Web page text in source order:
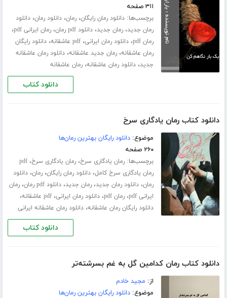
۳۱۱ صفحه
برچسب‌ها:دانلود رمان رایگان،رمان،دانلود رمان،دانلود
رمان جدید،رمان جدید،دانلود pdf رمان ،رمان ایرانی pdf ،
رمان pdf ،دانلود رمان ایرانی،pdf عاشقانه ،دانلود رایگان
رمان عاشقانه،رمان جدید عاشقانه،دانلود رمان عاشقانه
جدید،دانلود رمان عاشقانه،رمان عاشقانه
دانلود کتاب
دانلود کتاب رمان یادگاری سرخ
موضوع:دانلود رایگان بهترین رمان‌ها
۲۶۰ صفحه
برچسب‌ها:رمان یادگاری سرخ،رمان یادگاری سرخ،pdf
رمان یادگاری سرخ کامل،دانلود رمان رایگان،رمان،دانلود
رمان،دانلود رمان جدید،رمان جدید،دانلود pdf رمان ،رمان
ایرانی pdf
،رمان pdf ،دانلود رمان ایرانی،pdf عاشقانه ،
دانلود رایگان رمان عاشقانه،دانلود رمان عاشقانه ایرانی
دانلود کتاب
دانلود کتاب رمان کدامین گل به غم بسرشته‌تر
از: مجید خادم
موضوع:دانلود رایگان بهترین رمان‌ها